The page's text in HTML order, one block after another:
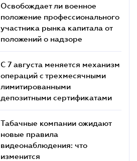
Освобождает ли военное
положение профессионального
участника рынка капитала от
положений о надзоре
С 7 августа меняется механизм
операций с трехмесячными
лимитированными
депозитными сертификатами
Табачные компании ожидают
новые правила
видеонаблюдения: что
изменится